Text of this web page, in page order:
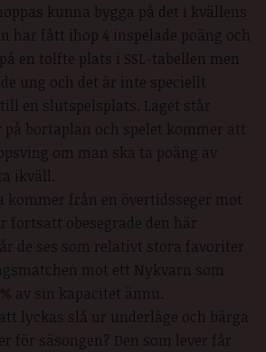
kunna bygga på det i kvällens
har fått ihop 4 inspelade poäng och
en tolfte plats i SSL-tabellen men
ung och det är inte speciellt
en slutspelsplats. Laget står
bortaplan och spelet kommer att
om man ska ta poäng av
ikväll.
kommer från en övertidsseger mot
fortsatt obesegrade den här
de ses som relativt stora favoriter
mot ett Nykvarn som
av sin kapacitet ännu.
lyckas slå ur underläge och bärga
för säsongen? Den som lever får